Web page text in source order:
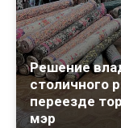
Решение
столичного
переезде
мэр